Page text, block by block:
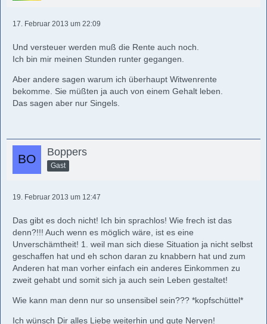
17. Februar 2013 um 22:09
Und versteuer werden muß die Rente auch noch.
Ich bin mir meinen Stunden runter gegangen.
Aber andere sagen warum ich überhaupt Witwenrente
bekomme. Sie müßten ja auch von einem Gehalt leben.
Das sagen aber nur Singels.
Boppers
Gast
19. Februar 2013 um 12:47
Das gibt es doch nicht! Ich bin sprachlos! Wie frech ist das
denn?!!! Auch wenn es möglich wäre, ist es eine
Unverschämtheit! 1. weil man sich diese Situation ja nicht selbst
geschaffen hat und eh schon daran zu knabbern hat und zum
Anderen hat man vorher einfach ein anderes Einkommen zu
zweit gehabt und somit sich ja auch sein Leben gestaltet!
Wie kann man denn nur so unsensibel sein??? *kopfschüttel*
Ich wünsch Dir alles Liebe weiterhin und gute Nerven!